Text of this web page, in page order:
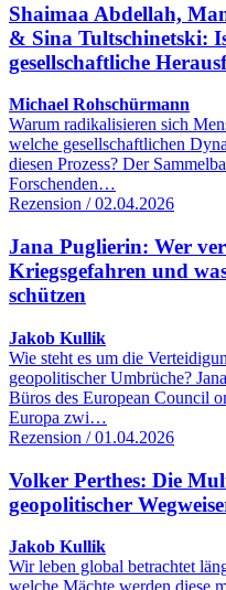
Shaimaa Abdellah,
& Sina Tultschinetski:
gesellschaftliche
Michael Rohschürmann
Warum radikalisieren sich
welche gesellschaftlichen
diesen Prozess? Der
Forschenden…
Rezension / 02.04.2026
Jana Puglierin: Wer
Kriegsgefahren und
schützen
Jakob Kullik
Wie steht es um die
geopolitischer Umbrüche?
Büros des European Council
Europa zwi…
Rezension / 01.04.2026
Volker Perthes: Die
geopolitischer
Jakob Kullik
Wir leben global betrachtet